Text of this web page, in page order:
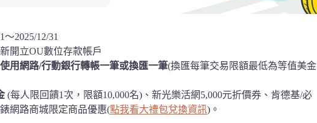
～2025/12/31
開立OU數位存款帳戶
用網路/行動銀行轉帳一筆或換匯一筆(換匯每筆交易限額最低為等值美金
(每人限回饋1次，限額10,000名)、新光樂活網5,000元折價券、肯德基/必
網路商城限定商品優惠(點我看大禮包兌換資訊)。